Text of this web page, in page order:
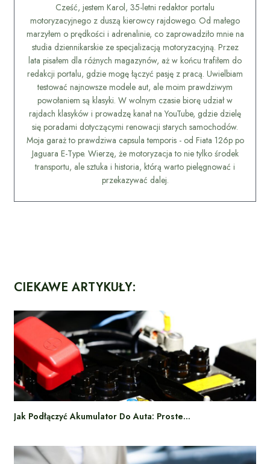
Cześć, jestem Karol, 35-letni redaktor portalu
motoryzacyjnego z duszą kierowcy rajdowego. Od małego
marzyłem o prędkości i adrenalinie, co zaprowadziło mnie na
studia dziennikarskie ze specjalizacją motoryzacyjną. Przez
lata pisałem dla różnych magazynów, aż w końcu trafiłem do
redakcji portalu, gdzie mogę łączyć pasję z pracą. Uwielbiam
testować najnowsze modele aut, ale moim prawdziwym
powołaniem są klasyki. W wolnym czasie biorę udział w
rajdach klasyków i prowadzę kanał na YouTube, gdzie dzielę
się poradami dotyczącymi renowacji starych samochodów.
Moja garaż to prawdziwa capsula temporis - od Fiata 126p po
Jaguara E-Type. Wierzę, że motoryzacja to nie tylko środek
transportu, ale sztuka i historia, którą warto pielęgnować i
przekazywać dalej.
CIEKAWE ARTYKUŁY:
Jak Podłączyć Akumulator Do Auta: Proste…